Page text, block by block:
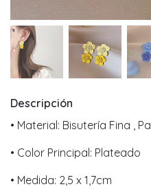
Descripción
• Material: Bisutería Fina ,
• Color Principal: Plateado
• Medida: 2,5 x 1,7cm